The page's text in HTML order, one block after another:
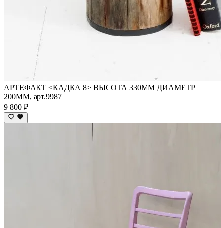
АРТЕФАКТ <КАДКА 8> ВЫСОТА 330ММ ДИАМЕТР
200ММ, арт.9987
9 800 ₽